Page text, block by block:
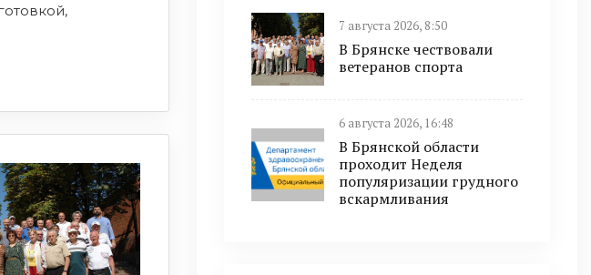
7 августа 2026, 8:50
В Брянске чествовали
ветеранов спорта
6 августа 2026, 16:48
В Брянской области
проходит Неделя
популяризации грудного
вскармливания